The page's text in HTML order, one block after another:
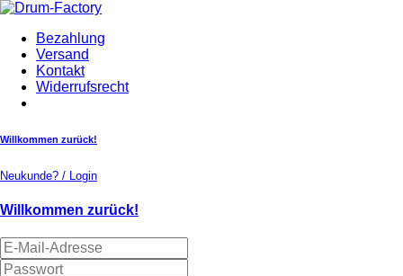
Bezahlung
Versand
Kontakt
Widerrufsrecht
Willkommen zurück!
Neukunde? / Login
Willkommen zurück!